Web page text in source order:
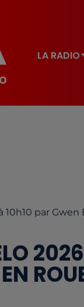
LA RADIO
10h10 par Gwen
2026